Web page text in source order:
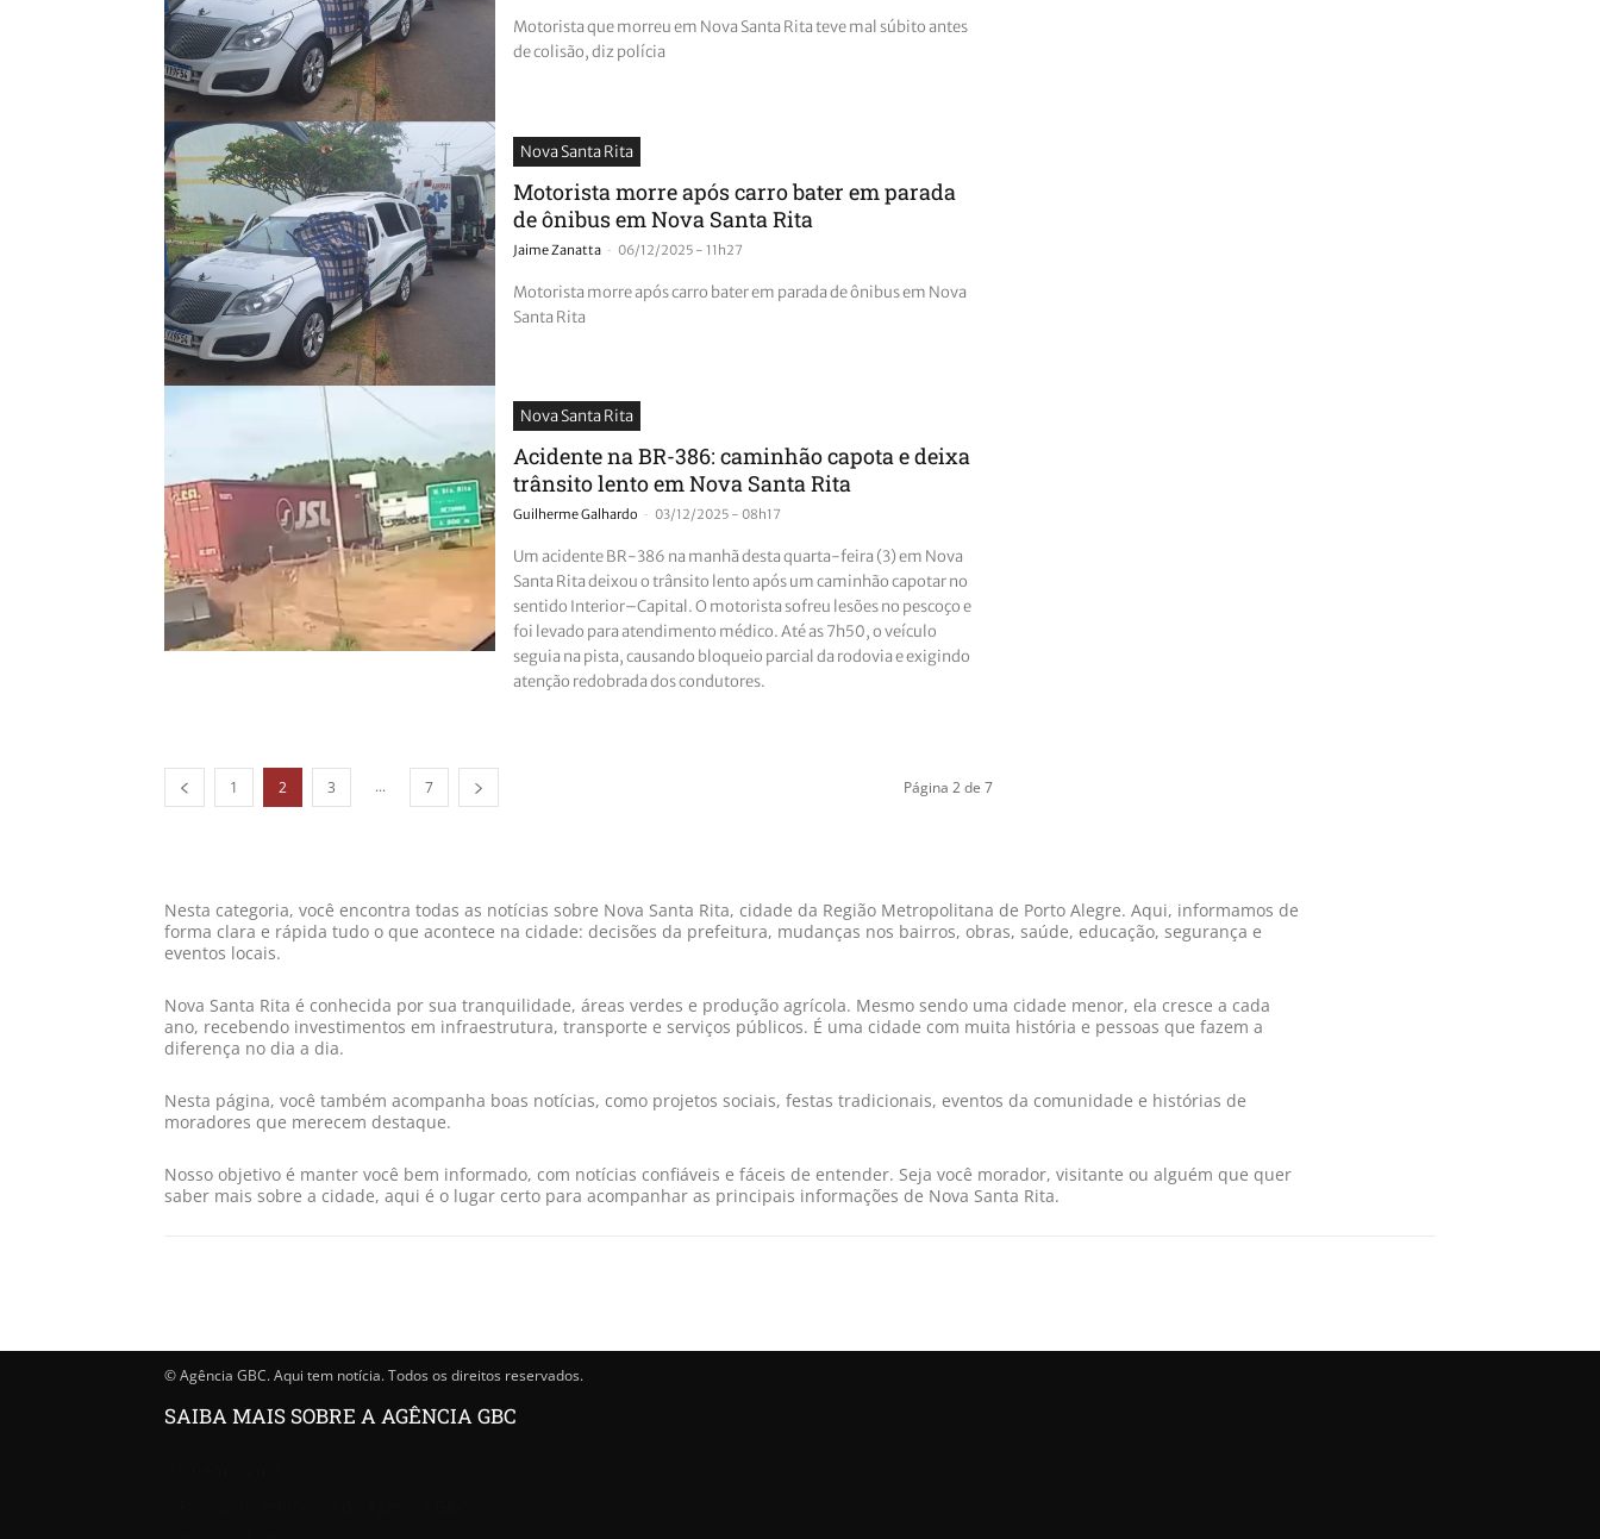
Motorista que morreu em Nova Santa Rita teve mal súbito antes
de colisão, diz polícia
Nova Santa Rita
Motorista morre após carro bater em parada
de ônibus em Nova Santa Rita
Jaime Zanatta - 06/12/2025 - 11h27
Motorista morre após carro bater em parada de ônibus em Nova
Santa Rita
Nova Santa Rita
Acidente na BR-386: caminhão capota e deixa
trânsito lento em Nova Santa Rita
Guilherme Galhardo - 03/12/2025 - 08h17
Um acidente BR-386 na manhã desta quarta-feira (3) em Nova
Santa Rita deixou o trânsito lento após um caminhão capotar no
sentido Interior–Capital. O motorista sofreu lesões no pescoço e
foi levado para atendimento médico. Até as 7h50, o veículo
seguia na pista, causando bloqueio parcial da rodovia e exigindo
atenção redobrada dos condutores.
1 2 3 ... 7 Página 2 de 7
Nesta categoria, você encontra todas as notícias sobre Nova Santa Rita, cidade da Região Metropolitana de Porto Alegre. Aqui, informamos de
forma clara e rápida tudo o que acontece na cidade: decisões da prefeitura, mudanças nos bairros, obras, saúde, educação, segurança e
eventos locais.
Nova Santa Rita é conhecida por sua tranquilidade, áreas verdes e produção agrícola. Mesmo sendo uma cidade menor, ela cresce a cada
ano, recebendo investimentos em infraestrutura, transporte e serviços públicos. É uma cidade com muita história e pessoas que fazem a
diferença no dia a dia.
Nesta página, você também acompanha boas notícias, como projetos sociais, festas tradicionais, eventos da comunidade e histórias de
moradores que merecem destaque.
Nosso objetivo é manter você bem informado, com notícias confiáveis e fáceis de entender. Seja você morador, visitante ou alguém que quer
saber mais sobre a cidade, aqui é o lugar certo para acompanhar as principais informações de Nova Santa Rita.
© Agência GBC. Aqui tem notícia. Todos os direitos reservados.
SAIBA MAIS SOBRE A AGÊNCIA GBC